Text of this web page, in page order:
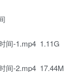
间-1.mp4 1.11G
-2.mp4 17.44M